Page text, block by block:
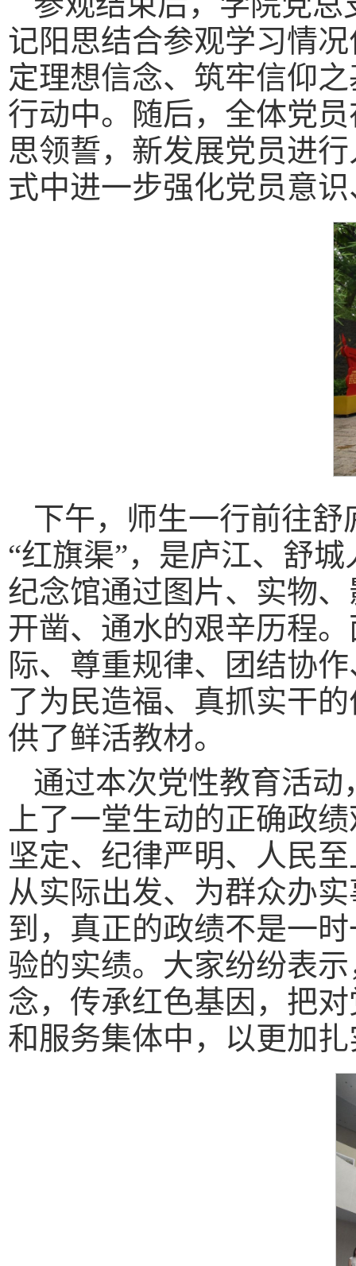
记阳思结合参观学习情
定理想信念、筑牢信仰
行动中。随后，全体党
思领誓，新发展党员进
式中进一步强化党员意
下午，师生一行前往
“红旗渠”，是庐江、舒
纪念馆通过图片、实物
开凿、通水的艰辛历程
际、尊重规律、团结协
了为民造福、真抓实干
供了鲜活教材。
通过本次党性教育活
上了一堂生动的正确政
坚定、纪律严明、人民
从实际出发、为群众办
到，真正的政绩不是一
验的实绩。大家纷纷表
念，传承红色基因，把
和服务集体中，以更加